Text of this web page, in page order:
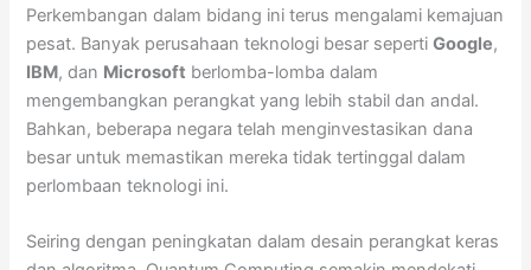
Perkembangan dalam bidang ini terus mengalami kemajuan
pesat. Banyak perusahaan teknologi besar sepertiGoogle,
IBM, dan Microsoft berlomba-lomba dalam
mengembangkan perangkat yang lebih stabil dan andal.
Bahkan, beberapa negara telah menginvestasikan dana
besar untuk memastikan mereka tidak tertinggal dalam
perlombaan teknologi ini.
Seiring dengan peningkatan dalam desain perangkat keras